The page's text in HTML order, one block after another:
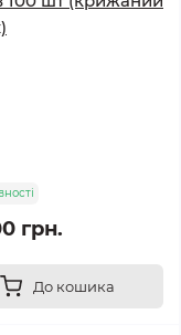
грн.
До кошика